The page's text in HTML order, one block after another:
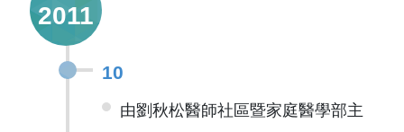
2011
10
由劉秋松醫師社區暨家庭醫學部主